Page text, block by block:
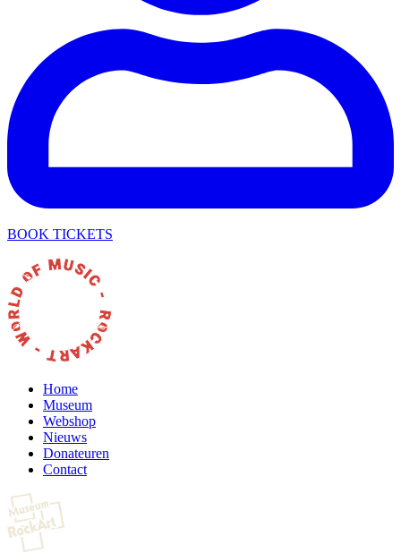
BOOK TICKETS
Home
Museum
Webshop
Nieuws
Donateuren
Contact